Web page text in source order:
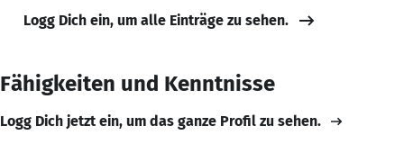
Logg Dich ein, um alle Einträge zu sehen.
Fähigkeiten und Kenntnisse
Logg Dich jetzt ein, um das ganze Profil zu sehen.